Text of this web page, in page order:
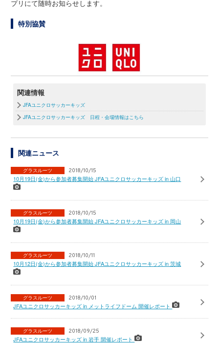
プリにて随時お知らせします。
特別協賛
関連情報
JFAユニクロサッカーキッズ
JFAユニクロサッカーキッズ 日程・会場情報はこちら
関連ニュース
グラスルーツ 2018/10/15
10月19日(金)から参加者募集開始 JFAユニクロサッカーキッズ in 山口
グラスルーツ 2018/10/15
10月19日(金)から参加者募集開始 JFAユニクロサッカーキッズ in 岡山
グラスルーツ 2018/10/11
10月12日(金)から参加者募集開始 JFAユニクロサッカーキッズ in 茨城
グラスルーツ 2018/10/01
JFAユニクロサッカーキッズ in メットライフドーム 開催レポート
グラスルーツ 2018/09/25
JFAユニクロサッカーキッズ in 岩手 開催レポート